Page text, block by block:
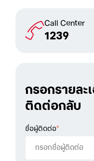
Call Center
1239
กรอกรายละ
ติดต่อกลับ
ชื่อผู้ติดต่อ*